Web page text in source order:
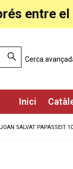
entre
Inici
Cerca
JOAN SALVAT PAPASSEIT